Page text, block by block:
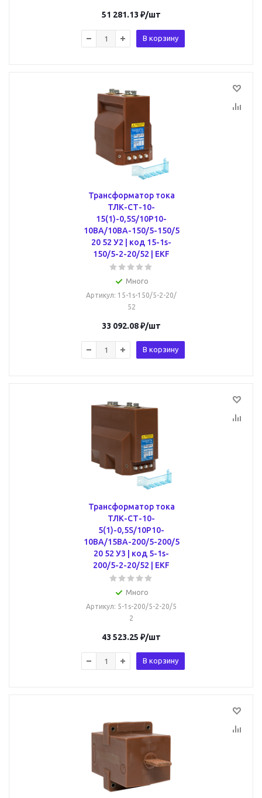
51 281.13 ₽/шт
В корзину
Трансформатор тока
ТЛК-СТ-10-
15(1)-0,5S/10Р10-
10ВА/10ВА-150/5-150/5
20 52 У2 | код 15-1s-
150/5-2-20/52 | EKF
Много
Артикул: 15-1s-150/5-2-20/
52
33 092.08₽/шт
В корзину
Трансформатор тока
ТЛК-СТ-10-
5(1)-0,5S/10P10-
10ВА/15ВА-200/5-200/5
20 52 У3 | код 5-1s-
200/5-2-20/52 | EKF
Много
Артикул: 5-1s-200/5-2-20/5
2
43 523.25 ₽/шт
В корзину